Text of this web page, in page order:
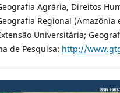
Agrária, Direitos
Regional (Amazônia
Universitária;
de Pesquisa: http://